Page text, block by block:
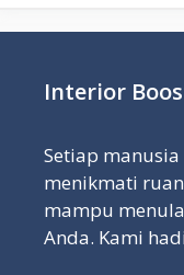
Interior
Setiap
menikmati
mampu
Anda. Kami